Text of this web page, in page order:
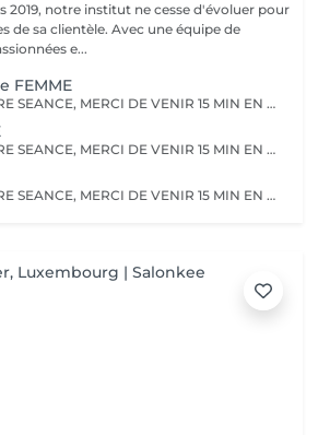
2019, notre institut ne cesse d'évoluer pour
de sa clientèle. Avec une équipe de
e...
FEMME
POUR LA PREMIERE SEANCE, MERCI DE VENIR 15 MIN EN AVANCE. Vous devez raser la zone à traiter 48 heures avant le rendez-vous. Merci de ne pas appliquer de crème, et pas de déodorant sur la zone le jour même.
POUR LA PREMIERE SEANCE, MERCI DE VENIR 15 MIN EN AVANCE. Vous devez raser la zone à traiter 48 heures avant le rendez-vous. Merci de ne pas appliquer de crème, et pas de déodorant sur la zone le jour même.
POUR LA PREMIERE SEANCE, MERCI DE VENIR 15 MIN EN AVANCE. Vous devez raser la zone à traiter 48 heures avant le rendez-vous. Merci de ne pas appliquer de crème, et pas de déodorant sur la zone le jour même.